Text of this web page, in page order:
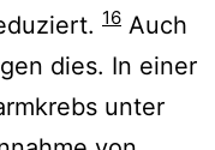
16 Auch
dies. In einer
unter